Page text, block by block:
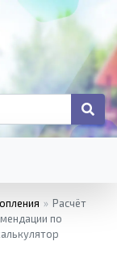
» Расчёт
по